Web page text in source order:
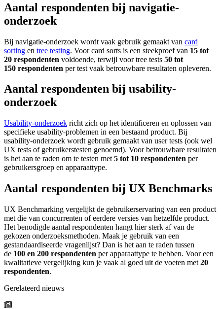
Aantal respondenten bij navigatie-
onderzoek
Bij navigatie-onderzoek wordt vaak gebruik gemaakt van card
sorting en tree testing. Voor card sorts is een steekproef van 15 tot
20 respondenten voldoende, terwijl voor tree tests 50 tot
150 respondenten per test vaak betrouwbare resultaten opleveren.
Aantal respondenten bij usability-
onderzoek
Usability-onderzoek richt zich op het identificeren en oplossen van
specifieke usability-problemen in een bestaand product. Bij
usability-onderzoek wordt gebruik gemaakt van user tests (ook wel
UX tests of gebruikerstesten genoemd). Voor betrouwbare resultaten
is het aan te raden om te testen met 5 tot 10 respondenten per
gebruikersgroep en apparaattype.
Aantal respondenten bij UX Benchmarks
UX Benchmarking vergelijkt de gebruikerservaring van een product
met die van concurrenten of eerdere versies van hetzelfde product.
Het benodigde aantal respondenten hangt hier sterk af van de
gekozen onderzoeksmethoden. Maak je gebruik van een
gestandaardiseerde vragenlijst? Dan is het aan te raden tussen
de 100 en 200 respondenten per apparaattype te hebben. Voor een
kwalitatieve vergelijking kun je vaak al goed uit de voeten met 20
respondenten.
Gerelateerd nieuws